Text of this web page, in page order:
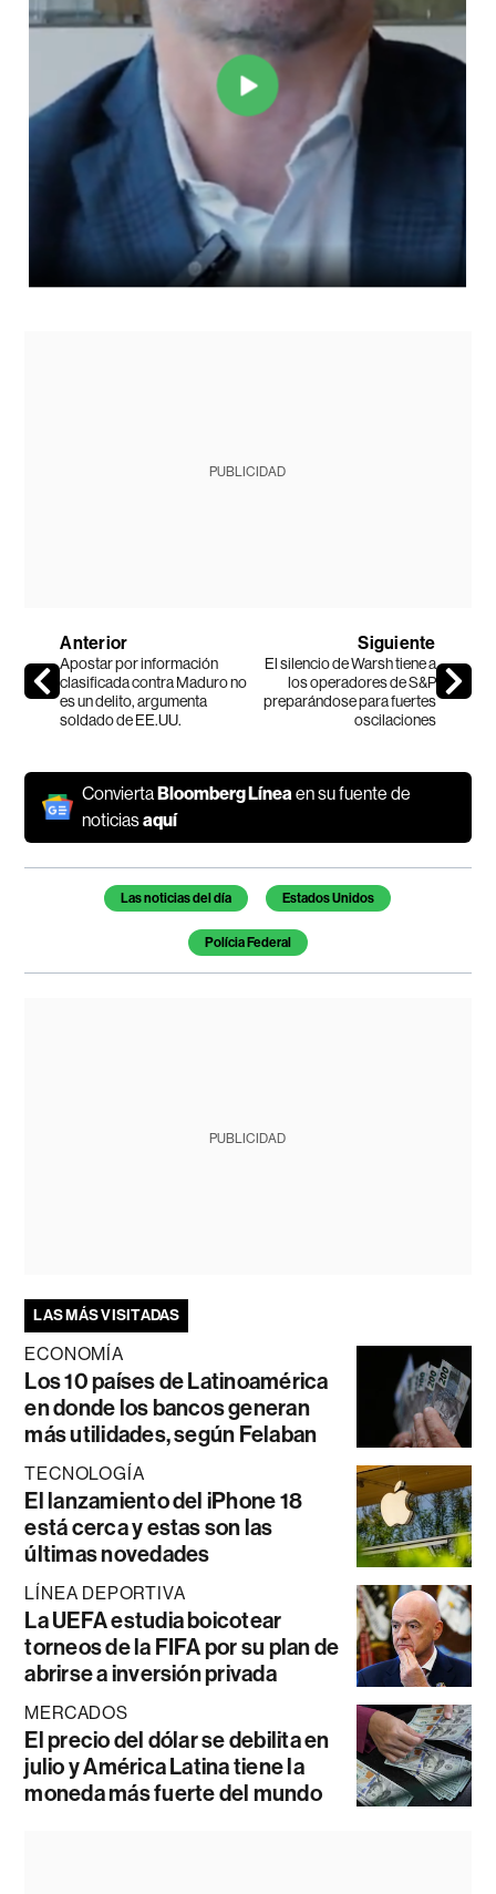
PUBLICIDAD
Anterior
Apostar por información
clasificada contra Maduro no
es un delito, argumenta
soldado de EE.UU.
Siguiente
El silencio de Warsh tiene a
los operadores de S&P
preparándose para fuertes
oscilaciones
ConviertaBloomberg Línea en su fuente de
noticiasaquí
Temas de este artículo
Las noticias del día Estados Unidos
Polícia Federal
PUBLICIDAD
LAS MÁS VISITADAS
ECONOMÍA
Los 10 países de Latinoamérica
en donde los bancos generan
más utilidades, según Felaban
TECNOLOGÍA
El lanzamiento del iPhone 18
está cerca y estas son las
últimas novedades
LÍNEA DEPORTIVA
La UEFA estudia boicotear
torneos de la FIFA por su plan de
abrirse a inversión privada
MERCADOS
El precio del dólar se debilita en
julio y América Latina tiene la
moneda más fuerte del mundo